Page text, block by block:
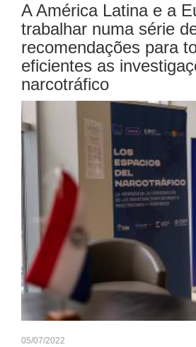
A América Latina e a
trabalhar numa série
recomendações para
eficientes as
narcotráfico
05/07/2022